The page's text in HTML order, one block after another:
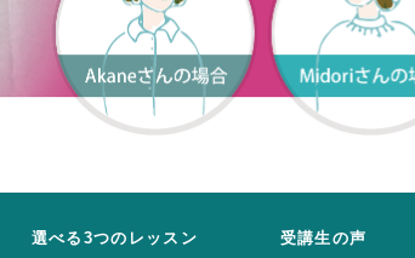
選べる3つのレッスン 受講生の声